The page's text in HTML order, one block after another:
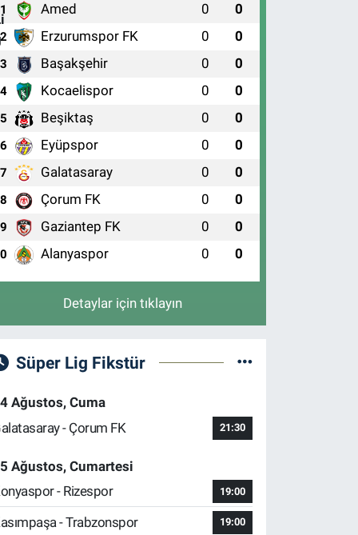
1 Amed 0 0
2 Erzurumspor FK 0 0
3 Başakşehir 0 0
4 Kocaelispor 0 0
5 Beşiktaş 0 0
6 Eyüpspor 0 0
7 Galatasaray 0 0
8 Çorum FK 0 0
9 Gaziantep FK 0 0
Alanyaspor 0 0
Detaylar için tıklayın
Süper Lig Fikstür
Ağustos, Cuma
- Çorum FK
21:30
Ağustos, Cumartesi
- Rizespor
19:00
- Trabzonspor 19:00